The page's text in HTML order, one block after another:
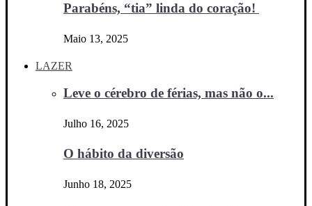
Parabéns, “tia” linda do coração!
Maio 13, 2025
LAZER
Leve o cérebro de férias, mas não o...
Julho 16, 2025
O hábito da diversão
Junho 18, 2025